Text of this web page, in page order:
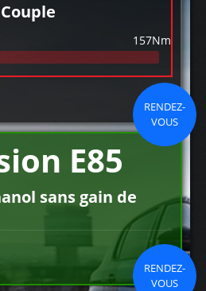
Couple
157Nm
RENDEZ-
VOUS
E85
sans gain de
RENDEZ-
VOUS